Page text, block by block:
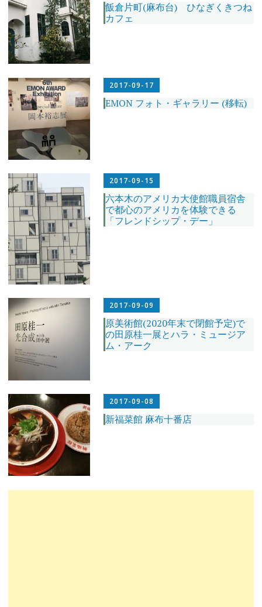
飯倉片町(麻布台) ひなぎくきつね
カフェ
2017-09-17
EMON フォト・ギャラリー (移転)
2017-09-15
六本木のアメリカ大使館職員宿舎
で都心のアメリカを体験できる
「フレンドシップ・デー」
2017-09-09
原美術館(2020年末で閉館予定)で
の田原桂一展とハラ・ミュージア
ム・アーク
2017-09-08
新福菜館 麻布十番店